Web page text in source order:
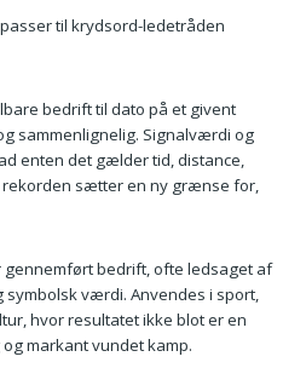
til krydsord-ledetråden
bedrift til dato på et givent
sammenlignelig. Signalværdi og
enten det gælder tid, distance,
rekorden sætter en ny grænse for,
gennemført bedrift, ofte ledsaget af
værdi. Anvendes i sport,
hvor resultatet ikke blot er en
markant vundet kamp.